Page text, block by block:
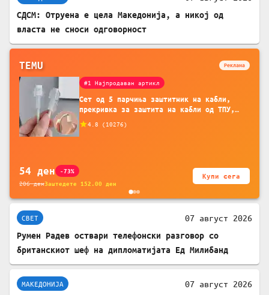
СДСМ: Отруена е цела Македонија, а никој од
власта не сноси одговорност
TEMU Реклама
#1 Најпродаван артикл
Сет од 5 парчиња заштитник на кабли,
прекривка за заштита на кабли од ТПУ,
додатоци за заштита на кабли, без
батерија, за мобилни телефони, комплет
4.8 ( 10276)
54 ден -73%
206денЗаштедете 152.00 ден
Купи сега
СВЕТ 07 август 2026
Румен Радев оствари телефонски разговор со
британскиот шеф на дипломатијата Ед Милибанд
МАКЕДОНИЈА 07 август 2026